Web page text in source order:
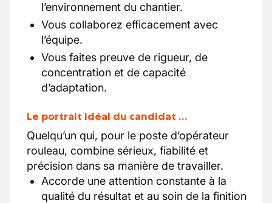
l’environnement du chantier.
Vous collaborez efficacement avec
l’équipe.
Vous faites preuve de rigueur, de
concentration et de capacité
d’adaptation.
Le portrait idéal du candidat …
Quelqu’un qui, pour le poste d’opérateur
rouleau, combine sérieux, fiabilité et
précision dans sa manière de travailler.
Accorde une attention constante à la
qualité du résultat et au soin de la finition